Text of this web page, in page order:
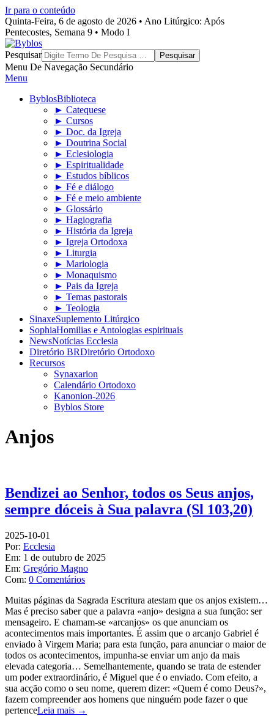
Ir para o conteúdo
Quinta-Feira, 6 de agosto de 2026 • Ano Litúrgico: Após
Pentecostes, Semana 9 • Modo I
Byblos
Pesquisar
Menu De Navegação Secundário
Menu
ByblosBiblioteca
► Catequese
► Cursos
► Doc. da Igreja
► Doutrina Social
► Eclesiologia
► Espiritualidade
► Estudos bíblicos
► Fé e diálogo
► Fé e meio ambiente
► Glossário
► Hagiografia
► História da Igreja
► Igreja Ortodoxa
► Liturgia
► Mariologia
► Monaquismo
► Pais da Igreja
► Temas pastorais
► Teologia
SinaxeSuplemento Litúrgico
SophiaHomilias e Antologias espirituais
NewsNotícias Ecclesia
Diretório BRDiretório Ortodoxo
Recursos
Synaxarion
Calendário Ortodoxo
Kanonion-2026
Byblos Store
Anjos
Bendizei ao Senhor, todos os Seus anjos,
sempre dóceis à Sua palavra (Sl 103,20)
2025-10-01
Por: Ecclesia
Em: 1 de outubro de 2025
Em: Gregório Magno
Com: 0 Comentários
Muitas páginas da Sagrada Escritura atestam que os anjos existem…
Mas é preciso saber que a palavra «anjo» designa a sua função: ser
mensageiro. E chamam-se «arcanjos» os que anunciam os
acontecimentos mais importantes. É assim que o arcanjo Gabriel é
enviado à Virgem Maria; para esta função, para anunciar o maior de
todos os acontecimentos, impunha-se enviar um anjo da mais
elevada categoria… Semelhantemente, quando se trata de estender
um poder extraordinário, é Miguel que é o enviado. Com efeito, a
sua acção como o seu nome, querem dizer: «Quem é como Deus?»,
fazem compreender aos homens que ninguém pode fazer o que
pertenceLeia mais →